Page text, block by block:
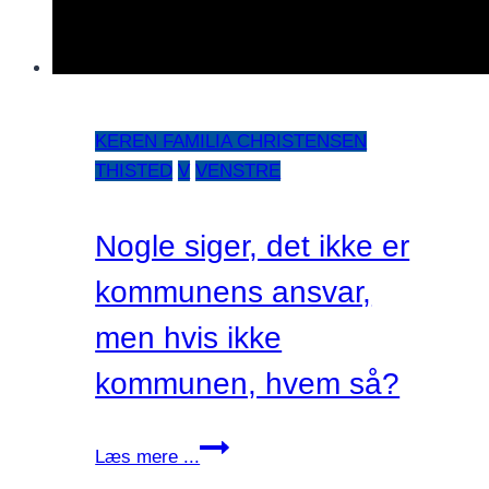
KEREN FAMILIA CHRISTENSEN
THISTED V VENSTRE
Nogle siger, det ikke er
kommunens ansvar,
men hvis ikke
kommunen, hvem så?
Læs mere ...
Nogle